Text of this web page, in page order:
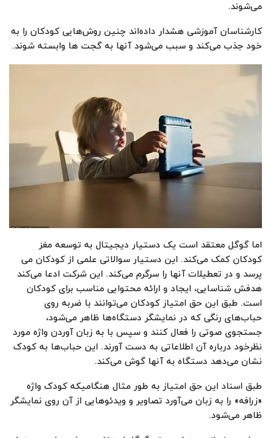
می‌شوند.
کارشناسان آموزشی هشدار داده‌اند چنین روش‌هایی کودکان را به
خود جذب می‌کند و سبب می‌شود آنها به گجت ها وابسته شوند.
اما گوگل معتقد است یک دستیار دیجیتال به توسعه مغز
کودکان کمک می‌کند. این دستیار سوالاتی علمی از کودکان می
پرسد و در تعطیلات آنها را سرگرم می‌کند. این شرکت ادعا می‌کند
هدفش شناسایی، ایجاد و ارائه محتوایی مناسب برای کودکان
است. طبق این حق امتیاز کودکان می‌توانند با ضربه روی
حباب‌های رنگی که در نمایشگر دستگاه‌ها ظاهر می‌شود،
جستجوی صوتی را فعال کنند و سپس با به زبان آوردن واژه مورد
نظرخود درباره آن اطلاعاتی به دست آورند. این حباب‌ها به کودک
نشان می‌دهد دستگاه به آنها گوش می‌کند.
طبق اسناد این حق امتیاز به طور مثال هنگامیکه کودک واژه
«زرافه» را به زبان می‌آورد تصاویر و ویدئوهایی از آن روی نمایشگر
ظاهر می‌شود.